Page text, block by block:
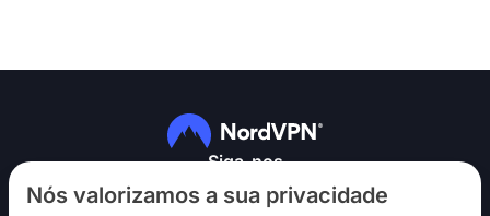
Nós valorizamos a sua privacidade
Siga-nos